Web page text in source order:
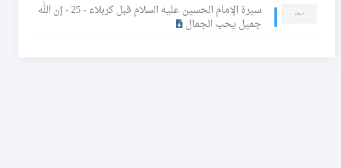
سيرة الإمام الحسين عليه السلام قبل كربلاء - 25 - إن الله
جميل يحب الجمال